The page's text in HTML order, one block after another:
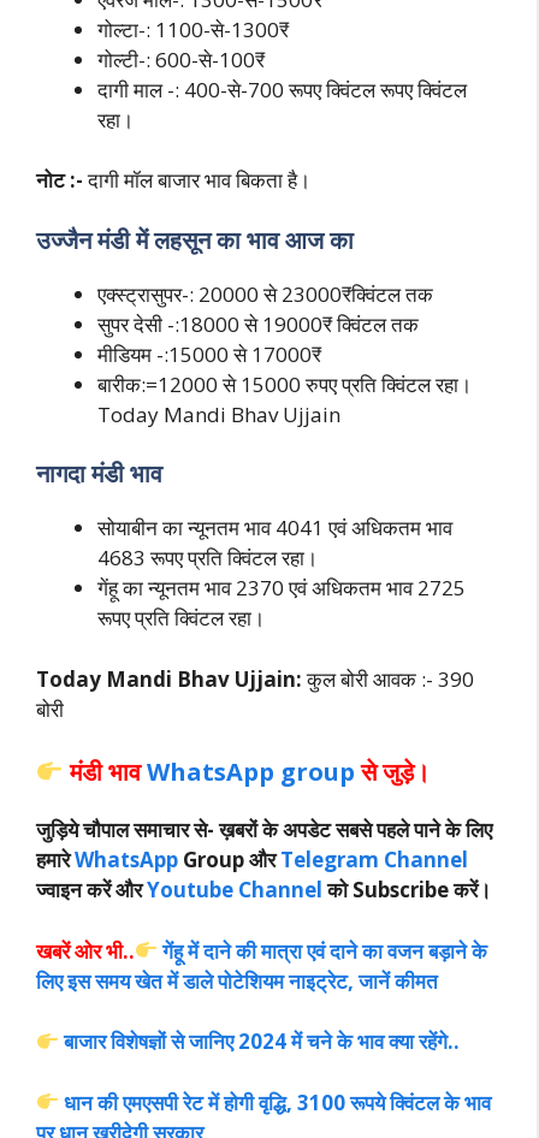
गोल्टा-: 1100-से-1300₹
गोल्टी-: 600-से-100₹
दागी माल -: 400-से-700 रूपए क्विंटल रूपए क्विंटल
रहा।
नोट :-दागी मॉल बाजार भाव बिकता है।
उज्जैन मंडी में लहसून का भाव आज का
एक्स्ट्रासुपर-: 20000 से 23000₹क्विंटल तक
सुपर देसी -:18000 से 19000₹ क्विंटल तक
मीडियम -:15000 से 17000₹
बारीक:=12000 से 15000 रुपए प्रति क्विंटल रहा।
Today Mandi Bhav Ujjain
नागदा मंडी भाव
सोयाबीन का न्यूनतम भाव 4041 एवं अधिकतम भाव
4683 रूपए प्रति क्विंटल रहा।
गेंहू का न्यूनतम भाव 2370 एवं अधिकतम भाव 2725
रूपए प्रति क्विंटल रहा।
Today Mandi Bhav Ujjain:कुल बोरी आवक :- 390
बोरी
मंडी भावWhatsApp group से जुड़े।
जुड़िये चौपाल समाचार से-ख़बरों के अपडेट सबसे पहले पाने के लिए
हमारेWhatsApp Group औरTelegram Channel
ज्वाइन करें औरYoutube Channelको Subscribe करें।
खबरें ओर भी..
गेंहू में दाने की मात्रा एवं दाने का वजन बड़ाने के
लिए इस समय खेत में डाले पोटेशियम नाइट्रेट, जानें कीमत
बाजार विशेषज्ञों से जानिए 2024 में चने के भाव क्या रहेंगे..
धान की एमएसपी रेट में होगी वृद्धि, 3100 रूपये क्विंटल के भाव
पर धान खरीदेगी सरकार